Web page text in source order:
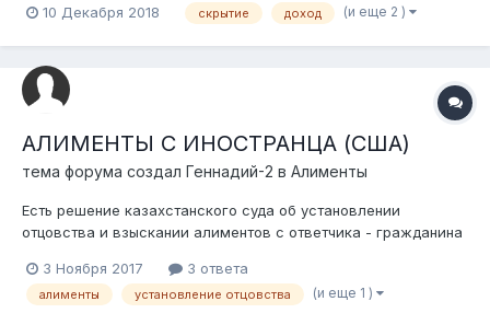
работал с 2013 года по 2018 хотя сам и до брака и будучи в
том же ИП .... Алименты соответс...
10 Декабря 2018 скрытие доход (и еще 2 )
АЛИМЕНТЫ С ИНОСТРАНЦА (США)
тема форума создал Геннадий-2 в Алименты
Есть решение казахстанского суда об установлении
отцовства и взыскании алиментов с ответчика - гражданина
далее? Куда предьявлять решение суда/исполнительный
лист?
3 Ноября 2017 3 ответа
алименты установление отцовства (и еще 1 )